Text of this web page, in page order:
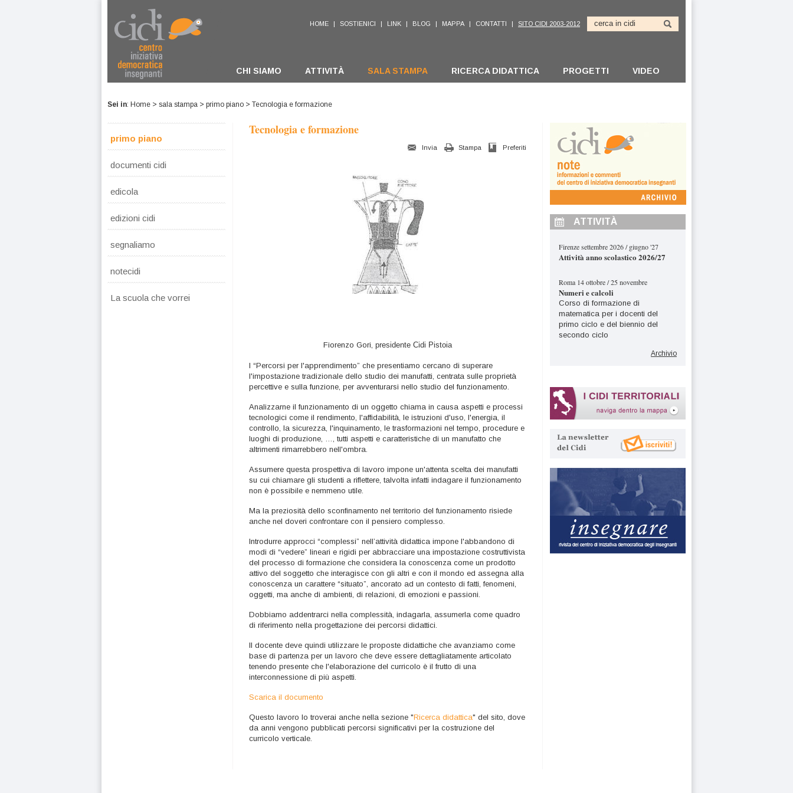
HOME | SOSTIENICI | LINK | BLOG | MAPPA | CONTATTI | SITO CIDI 2003-2012
CHI SIAMO ATTIVITÀ SALA STAMPA RICERCA DIDATTICA PROGETTI VIDEO
Sei in: Home > sala stampa > primo piano > Tecnologia e formazione
primo piano
documenti cidi
edicola
edizioni cidi
segnaliamo
notecidi
La scuola che vorrei
Tecnologia e formazione
Invia Stampa Preferiti
Fiorenzo Gori, presidente Cidi Pistoia
I “Percorsi per l'apprendimento” che presentiamo cercano di superare
l'impostazione tradizionale dello studio dei manufatti, centrata sulle proprietà
percettive e sulla funzione, per avventurarsi nello studio del funzionamento.
Analizzarne il funzionamento di un oggetto chiama in causa aspetti e processi
tecnologici come il rendimento, l'affidabilità, le istruzioni d'uso, l'energia, il
controllo, la sicurezza, l'inquinamento, le trasformazioni nel tempo, procedure e
luoghi di produzione, …, tutti aspetti e caratteristiche di un manufatto che
altrimenti rimarrebbero nell'ombra.
Assumere questa prospettiva di lavoro impone un'attenta scelta dei manufatti
su cui chiamare gli studenti a riflettere, talvolta infatti indagare il funzionamento
non è possibile e nemmeno utile.
Ma la preziosità dello sconfinamento nel territorio del funzionamento risiede
anche nel doveri confrontare con il pensiero complesso.
Introdurre approcci “complessi” nell’attività didattica impone l'abbandono di
modi di “vedere” lineari e rigidi per abbracciare una impostazione costruttivista
del processo di formazione che considera la conoscenza come un prodotto
attivo del soggetto che interagisce con gli altri e con il mondo ed assegna alla
conoscenza un carattere “situato”, ancorato ad un contesto di fatti, fenomeni,
oggetti, ma anche di ambienti, di relazioni, di emozioni e passioni.
Dobbiamo addentrarci nella complessità, indagarla, assumerla come quadro
di riferimento nella progettazione dei percorsi didattici.
Il docente deve quindi utilizzare le proposte didattiche che avanziamo come
base di partenza per un lavoro che deve essere dettagliatamente articolato
tenendo presente che l'elaborazione del curricolo è il frutto di una
interconnessione di più aspetti.
Scarica il documento
Questo lavoro lo troverai anche nella sezione "Ricerca didattica" del sito, dove
da anni vengono pubblicati percorsi significativi per la costruzione del
curricolo verticale.
ATTIVITÀ
Firenze settembre 2026 / giugno '27
Attività anno scolastico 2026/27
Roma 14 ottobre / 25 novembre
Numeri e calcoli
Corso di formazione di
matematica per i docenti del
primo ciclo e del biennio del
secondo ciclo
Archivio